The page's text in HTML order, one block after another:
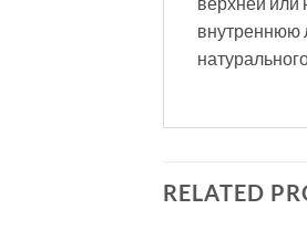
внутреннюю
RELATED